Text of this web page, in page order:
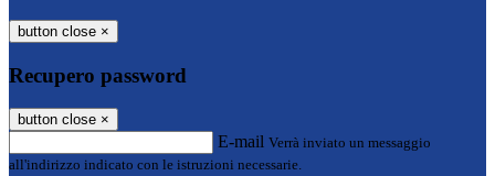
button close ×
Recupero password
button close ×
E-mail Verrà inviato un messaggio
all'indirizzo indicato con le istruzioni necessarie.